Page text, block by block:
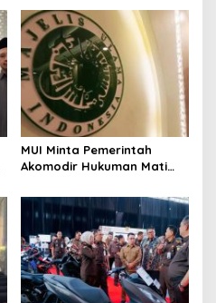
MUI Minta Pemerintah
Akomodir Hukuman Mati